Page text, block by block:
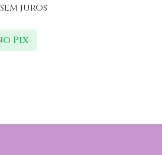
sem juros
Pix